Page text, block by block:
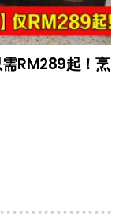
RM289起！烹